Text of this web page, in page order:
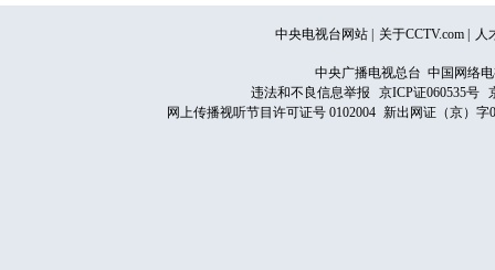
中央电视台网站 关于CCTV.com 人
中央广播电视总台 中国网络
违法和不良信息举报
京ICP证060535号
网上传播视听节目许可证号 0102004 新出网证（京）